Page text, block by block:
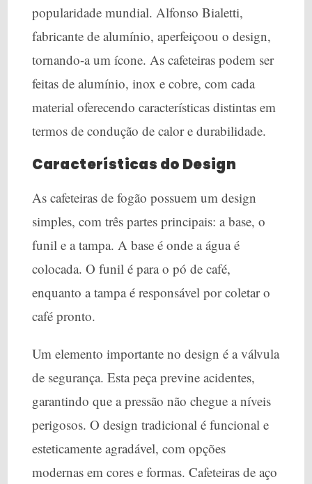
popularidade mundial. Alfonso Bialetti,
fabricante de alumínio, aperfeiçoou o design,
tornando-a um ícone. As cafeteiras podem ser
feitas de alumínio, inox e cobre, com cada
material oferecendo características distintas em
termos de condução de calor e durabilidade.
Características do Design
As cafeteiras de fogão possuem um design
simples, com três partes principais: a base, o
funil e a tampa. A base é onde a água é
colocada. O funil é para o pó de café,
enquanto a tampa é responsável por coletar o
café pronto.
Um elemento importante no design é a válvula
de segurança. Esta peça previne acidentes,
garantindo que a pressão não chegue a níveis
perigosos. O design tradicional é funcional e
esteticamente agradável, com opções
modernas em cores e formas. Cafeteiras de aço